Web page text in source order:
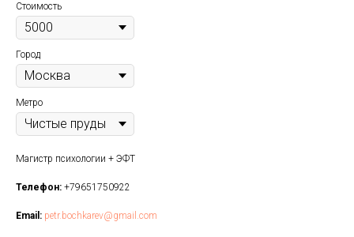
Стоимость
Город
Метро
Магистр психологии + ЭФТ
Телефон: +79651750922
Email: petr.bochkarev@gmail.com